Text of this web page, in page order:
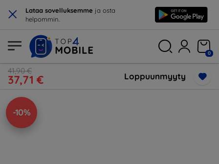
× Lataa sovelluksemme ja osta
helpommin.
0
41,90 €
37,71 € Loppuunmyyty
-10%